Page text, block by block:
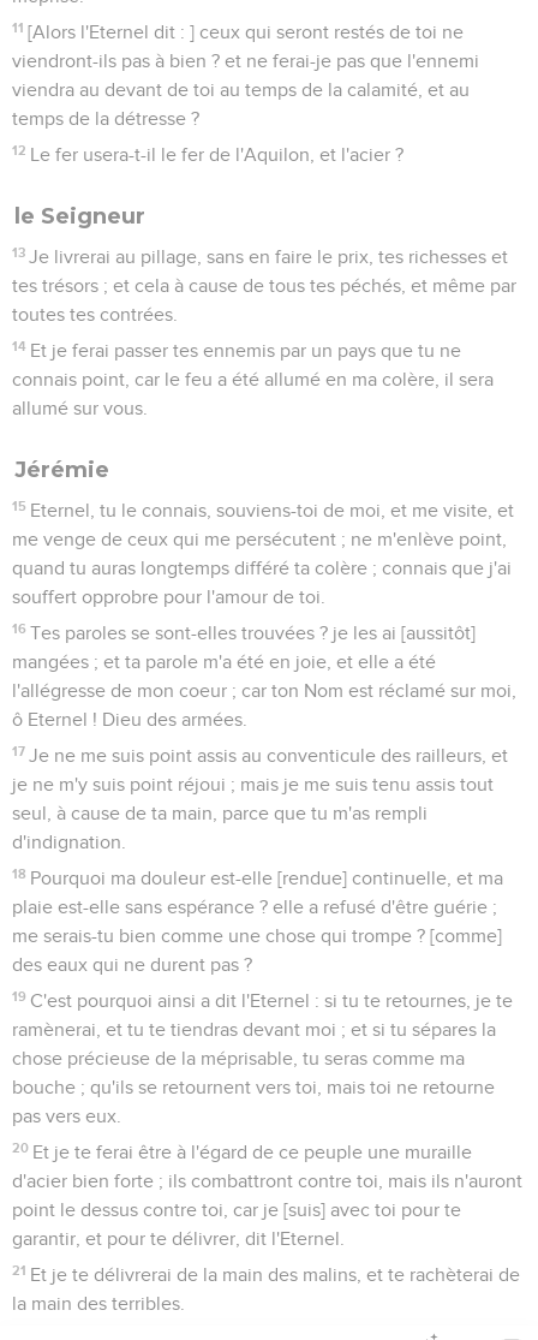
11 [Alors l'Eternel dit : ] ceux qui seront restés de toi ne
viendront-ils pas à bien ? et ne ferai-je pas que l'ennemi
viendra au devant de toi au temps de la calamité, et au
temps de la détresse ?
12 Le fer usera-t-il le fer de l'Aquilon, et l'acier ?
le Seigneur
13 Je livrerai au pillage, sans en faire le prix, tes richesses et
tes trésors ; et cela à cause de tous tes péchés, et même par
toutes tes contrées.
14 Et je ferai passer tes ennemis par un pays que tu ne
connais point, car le feu a été allumé en ma colère, il sera
allumé sur vous.
Jérémie
15 Eternel, tu le connais, souviens-toi de moi, et me visite, et
me venge de ceux qui me persécutent ; ne m'enlève point,
quand tu auras longtemps différé ta colère ; connais que j'ai
souffert opprobre pour l'amour de toi.
16 Tes paroles se sont-elles trouvées ? je les ai [aussitôt]
mangées ; et ta parole m'a été en joie, et elle a été
l'allégresse de mon coeur ; car ton Nom est réclamé sur moi,
ô Eternel ! Dieu des armées.
17 Je ne me suis point assis au conventicule des railleurs, et
je ne m'y suis point réjoui ; mais je me suis tenu assis tout
seul, à cause de ta main, parce que tu m'as rempli
d'indignation.
18 Pourquoi ma douleur est-elle [rendue] continuelle, et ma
plaie est-elle sans espérance ? elle a refusé d'être guérie ;
me serais-tu bien comme une chose qui trompe ? [comme]
des eaux qui ne durent pas ?
19 C'est pourquoi ainsi a dit l'Eternel : si tu te retournes, je te
ramènerai, et tu te tiendras devant moi ; et si tu sépares la
chose précieuse de la méprisable, tu seras comme ma
bouche ; qu'ils se retournent vers toi, mais toi ne retourne
pas vers eux.
20 Et je te ferai être à l'égard de ce peuple une muraille
d'acier bien forte ; ils combattront contre toi, mais ils n'auront
point le dessus contre toi, car je [suis] avec toi pour te
garantir, et pour te délivrer, dit l'Eternel.
21 Et je te délivrerai de la main des malins, et te rachèterai de
la main des terribles.